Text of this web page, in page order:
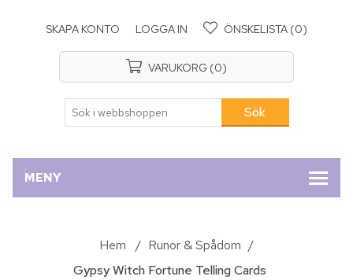
SKAPA KONTO LOGGA IN ÖNSKELISTA (0)
VARUKORG (0)
MENY
Hem / Runor & Spådom /
Gypsy Witch Fortune Telling Cards